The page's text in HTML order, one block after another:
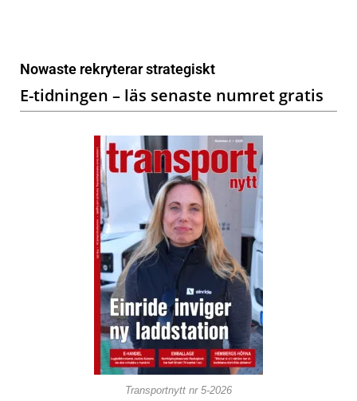
Nowaste rekryterar strategiskt
E-tidningen – läs senaste numret gratis
Transportnytt nr 5-2026